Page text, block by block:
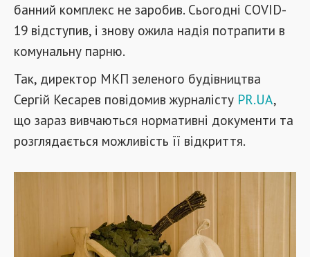
банний комплекс не заробив. Сьогодні COVID-
19 відступив, і знову ожила надія потрапити в
комунальну парню.
Так, директор МКП зеленого будівництва
Сергій Кесарев повідомив журналісту PR.UA,
що зараз вивчаються нормативні документи та
розглядається можливість її відкриття.